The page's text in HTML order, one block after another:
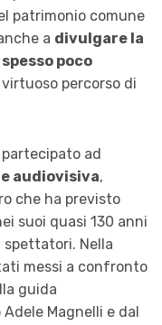
patrimonio comune
a divulgare la
poco
percorso di
ad
audiovisiva,
che ha previsto
suoi quasi 130 anni
Nella
messi a confronto
guida
Magnelli e dal